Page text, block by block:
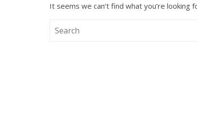
It seems we can’t find what you’re looking